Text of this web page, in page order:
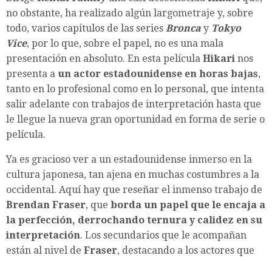
no obstante, ha realizado algún largometraje y, sobre
todo, varios capítulos de las series Bronca y Tokyo
Vice, por lo que, sobre el papel, no es una mala
presentación en absoluto. En esta película Hikari nos
presenta a un actor estadounidense en horas bajas,
tanto en lo profesional como en lo personal, que intenta
salir adelante con trabajos de interpretación hasta que
le llegue la nueva gran oportunidad en forma de serie o
película.
Ya es gracioso ver a un estadounidense inmerso en la
cultura japonesa, tan ajena en muchas costumbres a la
occidental. Aquí hay que reseñar el inmenso trabajo de
Brendan Fraser, que borda un papel que le encaja a
la perfección, derrochando ternura y calidez en su
interpretación. Los secundarios que le acompañan
están al nivel de Fraser, destacando a los actores que